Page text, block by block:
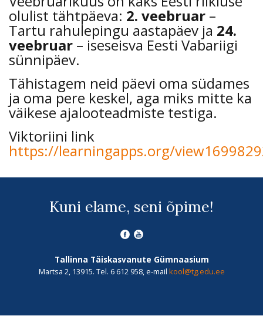
olulist tähtpäeva: 2. veebruar –
Tartu rahulepingu aastapäev ja 24.
veebruar – iseseisva Eesti Vabariigi
sünnipäev.
Tähistagem neid päevi oma südames
ja oma pere keskel, aga miks mitte ka
väikese ajalooteadmiste testiga.
Viktoriini link
https://learningapps.org/
Kuni elame, seni õpime!
Tallinna Täiskasvanute Gümnaasium
Martsa 2, 13915. Tel. 6 612 958, e-mail kool@tg.edu.ee